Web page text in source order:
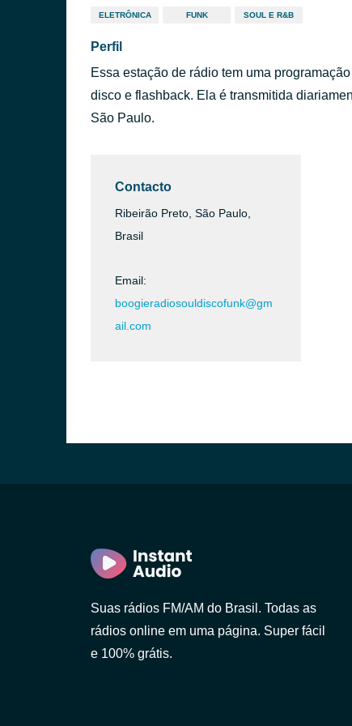
ELETRÔNICA FUNK SOUL E R&B
Perfil
Essa estação de rádio tem uma
disco e flashback. Ela é transmitida
São Paulo.
Contacto
Ribeirão Preto, São Paulo,
Brasil
Email:
boogieradiosouldiscofunk@gm
ail.com
Suas rádios FM/AM do Brasil. Todas as
rádios online em uma página. Super fácil
e 100% grátis.